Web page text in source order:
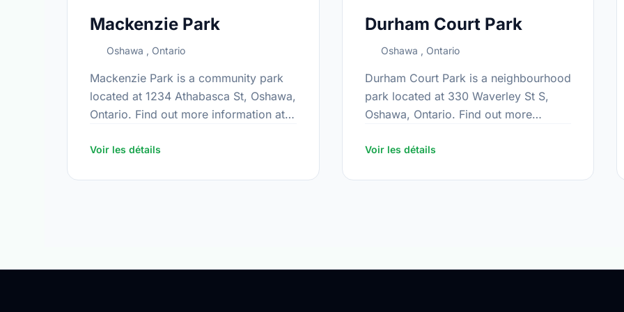
Mackenzie Park
Oshawa , Ontario
Mackenzie Park is a community park
located at 1234 Athabasca St, Oshawa,
Ontario. Find out more information at:
Voir les détails
Durham Court Park
Oshawa , Ontario
Durham Court Park is a neighbourhood
park located at 330 Waverley St S,
Oshawa, Ontario. Find out more
https://www.oshawa.ca/Modules/Facilities/
Voir les détails